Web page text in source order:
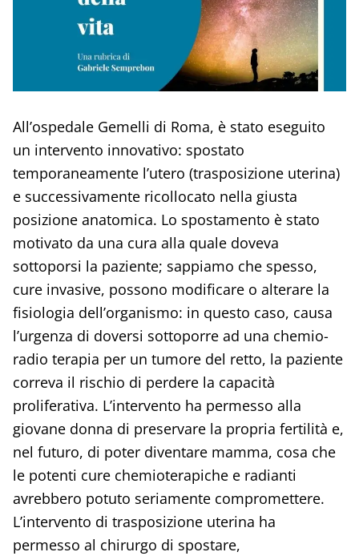
All’ospedale Gemelli di Roma, è stato eseguito
un intervento innovativo: spostato
temporaneamente l’utero (trasposizione uterina)
e successivamente ricollocato nella giusta
posizione anatomica. Lo spostamento è stato
motivato da una cura alla quale doveva
sottoporsi la paziente; sappiamo che spesso,
cure invasive, possono modificare o alterare la
fisiologia dell’organismo: in questo caso, causa
l’urgenza di doversi sottoporre ad una chemio-
radio terapia per un tumore del retto, la paziente
correva il rischio di perdere la capacità
proliferativa. L’intervento ha permesso alla
giovane donna di preservare la propria fertilità e,
nel futuro, di poter diventare mamma, cosa che
le potenti cure chemioterapiche e radianti
avrebbero potuto seriamente compromettere.
L’intervento di trasposizione uterina ha
permesso al chirurgo di spostare,